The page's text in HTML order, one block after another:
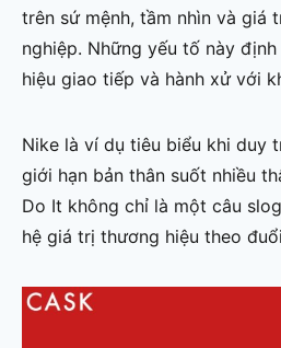
trên sứ mệnh, tầm nhìn và giá
nghiệp. Những yếu tố này
hiệu giao tiếp và hành xử với
Nike là ví dụ tiêu biểu khi duy
giới hạn bản thân suốt nhiều
Do It không chỉ là một câu
hệ giá trị thương hiệu theo